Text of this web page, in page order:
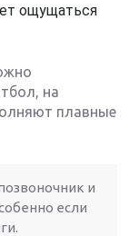
ощущаться
на
плавные
и
если